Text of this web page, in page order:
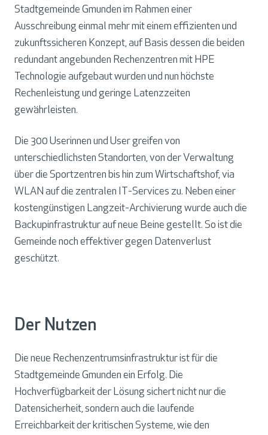
Stadtgemeinde Gmunden im Rahmen einer
Ausschreibung einmal mehr mit einem effizienten und
zukunftssicheren Konzept, auf Basis dessen die beiden
redundant angebunden Rechenzentren mit HPE
Technologie aufgebaut wurden und nun höchste
Rechenleistung und geringe Latenzzeiten
gewährleisten.
Die 300 Userinnen und User greifen von
unterschiedlichsten Standorten, von der Verwaltung
über die Sportzentren bis hin zum Wirtschaftshof, via
WLAN auf die zentralen IT-Services zu. Neben einer
kostengünstigen Langzeit-Archivierung wurde auch die
Backupinfrastruktur auf neue Beine gestellt. So ist die
Gemeinde noch effektiver gegen Datenverlust
geschützt.
Der Nutzen
Die neue Rechenzentrumsinfrastruktur ist für die
Stadtgemeinde Gmunden ein Erfolg. Die
Hochverfügbarkeit der Lösung sichert nicht nur die
Datensicherheit, sondern auch die laufende
Erreichbarkeit der kritischen Systeme, wie den